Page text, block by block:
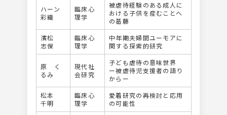
ハーン
彩織
臨床心
理学
被虐待経験のある成人に
おける子供を産むことへ
の葛藤
濱松
志保
臨床心
理学
中年期夫婦間ユーモアに
関する探索的研究
原 く
るみ
現代社
会研究
子ども虐待の意味世界
ー被虐待児支援者の語り
からー
松本
千明
臨床心
理学
愛着研究の再検討と応用
の可能性